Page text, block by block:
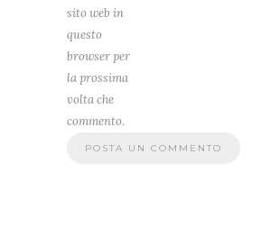
sito web in
questo
browser per
la prossima
volta che
commento.